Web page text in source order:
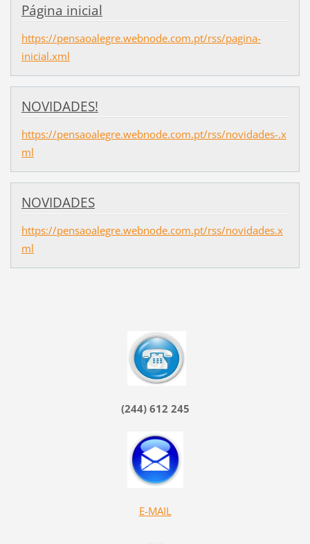
Página inicial
https://pensaoalegre.webnode.com.pt/rss/pagina-
inicial.xml
NOVIDADES!
https://pensaoalegre.webnode.com.pt/rss/novidades-.x
ml
NOVIDADES
https://pensaoalegre.webnode.com.pt/rss/novidades.x
ml
(244) 612 245
E-MAIL